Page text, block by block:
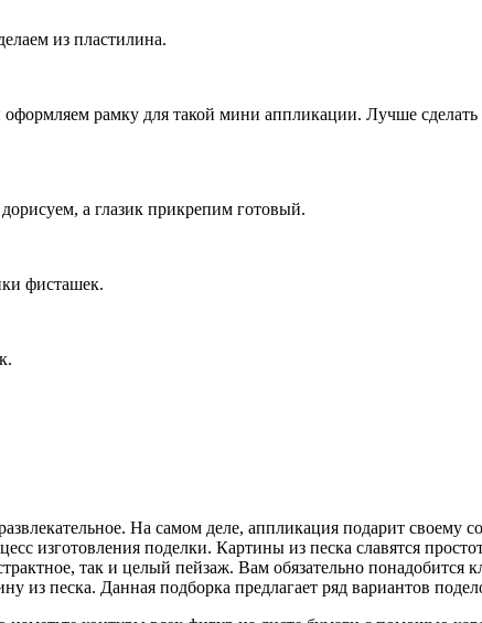
из пластилина.
рамку для такой мини аппликации. Лучше сделать
а глазик прикрепим готовый.
фисташек.
На самом деле, аппликация подарит своему
изготовления поделки. Картины из песка славятся
так и целый пейзаж. Вам обязательно понадобится
песка. Данная подборка предлагает ряд вариантов